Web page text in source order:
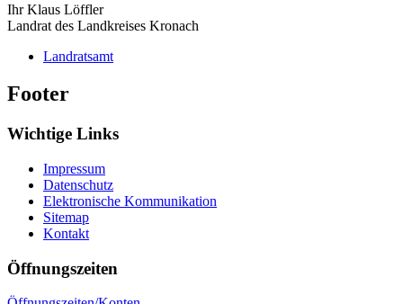
Ihr Klaus Löffler
Landrat des Landkreises Kronach
Landratsamt
Footer
Wichtige Links
Impressum
Datenschutz
Elektronische Kommunikation
Sitemap
Kontakt
Öffnungszeiten